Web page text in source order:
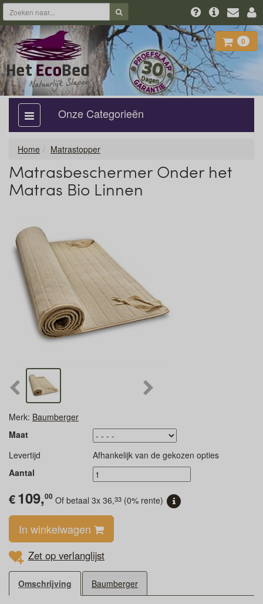
0
categorie
aan,
Onze Categorieën
Home Matrastopper
Matrasbeschermer Onder het
Matras Bio Linnen
Merk: Baumberger
Maat
Levertijd
Afhankelijk van de gekozen opties
Aantal
€109,00 Of betaal 3x 36,33 (0% rente)
In winkelwagen
Zet op verlanglijst
Omschrijving Baumberger